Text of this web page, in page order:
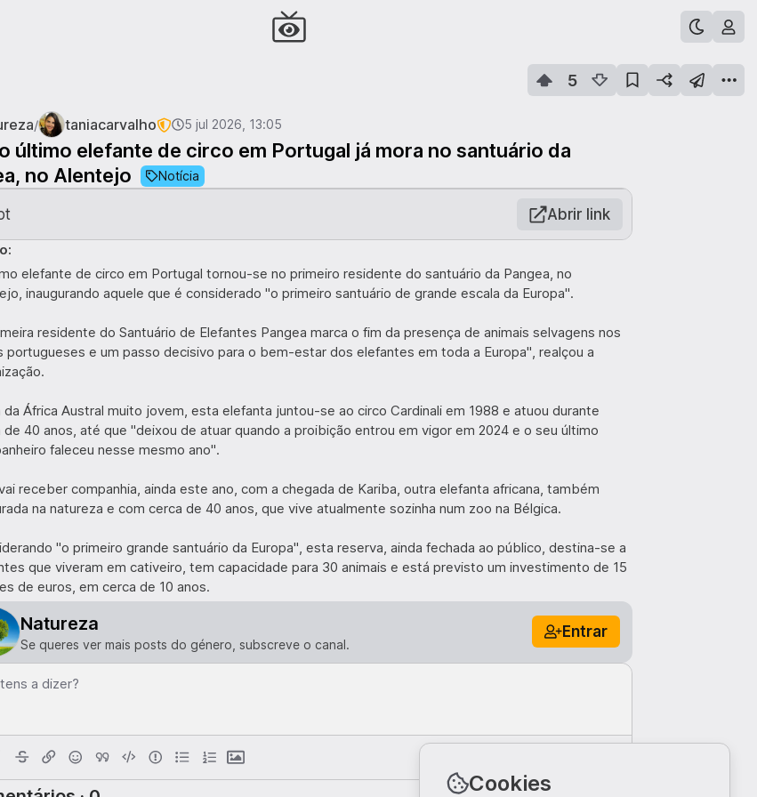
5
/ taniacarvalho 5 jul 2026, 13:05
último elefante de circo em Portugal já mora no santuário da
no Alentejo
Notícia
Abrir link
elefante de circo em Portugal tornou-se no primeiro residente do santuário da Pangea, no
inaugurando aquele que é considerado "o primeiro santuário de grande escala da Europa".
residente do Santuário de Elefantes Pangea marca o fim da presença de animais selvagens nos
portugueses e um passo decisivo para o bem-estar dos elefantes em toda a Europa", realçou a
da África Austral muito jovem, esta elefanta juntou-se ao circo Cardinali em 1988 e atuou durante
de 40 anos, até que "deixou de atuar quando a proibição entrou em vigor em 2024 e o seu último
faleceu nesse mesmo ano".
receber companhia, ainda este ano, com a chegada de Kariba, outra elefanta africana, também
na natureza e com cerca de 40 anos, que vive atualmente sozinha num zoo na Bélgica.
"o primeiro grande santuário da Europa", esta reserva, ainda fechada ao público, destina-se a
que viveram em cativeiro, tem capacidade para 30 animais e está previsto um investimento de 15
de euros, em cerca de 10 anos.
Natureza
Se queres ver mais posts do género, subscreve o canal.
Entrar
a dizer?
Cookies